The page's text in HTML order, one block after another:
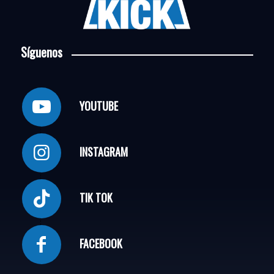
Síguenos
YOUTUBE
INSTAGRAM
TIK TOK
FACEBOOK